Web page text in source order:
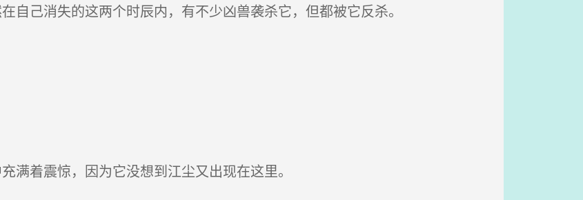
己消失的这两个时辰内，有不少凶兽袭杀它，但都被它反杀。
着震惊，因为它没想到江尘又出现在这里。